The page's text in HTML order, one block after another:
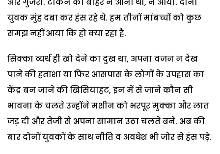
युवक मुंह दबा कर हंस रहे थे. हम तीनों मांबच्चों को कुछ
समझ नहीं आया कि हो क्या रहा है.
सिक्का व्यर्थ ही खो देने का दुख था, अपना वजन न देख
पाने की हताशा या फिर आसपास के लोगों के उपहास का
केंद्र बन जाने की खिसियाहट, इन में से जाने कौन सी
भावना के चलते उन्होंने मशीन को भरपूर मुक्का और लात
जड़ दी और तेजी से अपना सामान उठा चलते बने. अब की
बार दोनों युवकों के साथ नीति व अवधेश भी जोर से हंस पड़े.